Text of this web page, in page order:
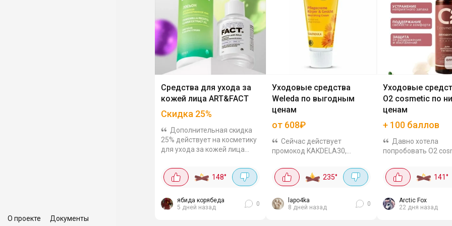
О проекте Документы
Средства для ухода за
кожей лица ART&FACT
Скидка 25%
Дополнительная скидка
25% действует на косметику
для ухода за кожей лица
ухода за всеми типами кожи.
Так очищающий набор от
акне c кислотами,...
148°
ябида корябеда
5 дней назад
0
Уходовые средства
Weleda по выгодным
ценам
от 608₽
Сейчас действует
промокод KAKDELA30,
натуральные уходовые
средства бренда Weleda.
Питательный детский крем с
календулой, 75 мл за...
235°
lapo4ka
8 дней назад
0
Уходовые
O2 cosmetic по
ценам
+ 100 баллов
Давно хотела
попробовать O2
пром + баллы за
Можно взять
гигиены по
Промокод:...
141°
Arctic Fox
22 дня назад